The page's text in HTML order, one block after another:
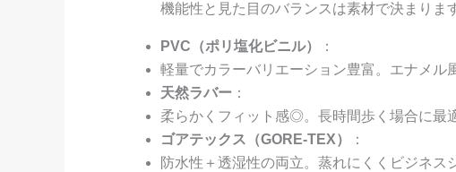
機能性と見た目のバランスは素材で決まりま
PVC（ポリ塩化ビニル）
：
軽量でカラーバリエーション豊富。エナメル
天然ラバー：
柔らかくフィット感◎。長時間歩く場合に最
ゴアテックス（GORE-TEX）
：
防水性＋透湿性の両立。蒸れにくくビジネス